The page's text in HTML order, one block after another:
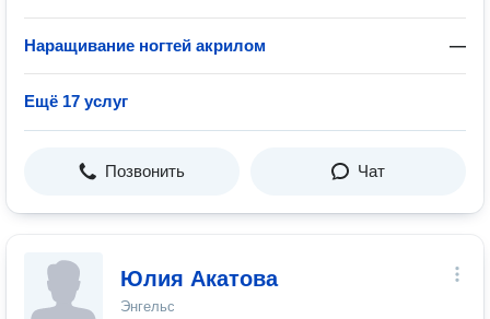
Наращивание ногтей акрилом —
Ещё 17 услуг
Позвонить Чат
Юлия Акатова
Энгельс